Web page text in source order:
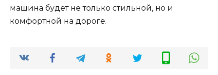
машина будет не только стильной, но и
комфортной на дороге.